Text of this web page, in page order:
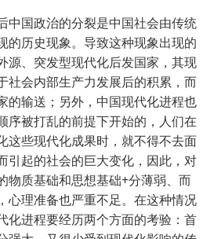
中国政治的分裂是中国社会由传统
的历史现象。导致这种现象出现的
源、突发型现代化后发国家，其现
社会内部生产力发展后的积累，而
的输送；另外，中国现代化进程也
序被打乱的前提下开始的，人们在
这些现代化成果时，就不得不去面
引起的社会的巨大变化，因此，对
物质基础和思想基础+分薄弱、而
心理准备也严重不足。在这种情况
化进程要经历两个方面的考验：首